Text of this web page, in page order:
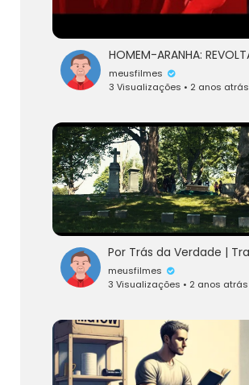
meusfilmes
3 Visualizações • 2 anos atrás
meusfilmes
3 Visualizações • 2 anos atrás